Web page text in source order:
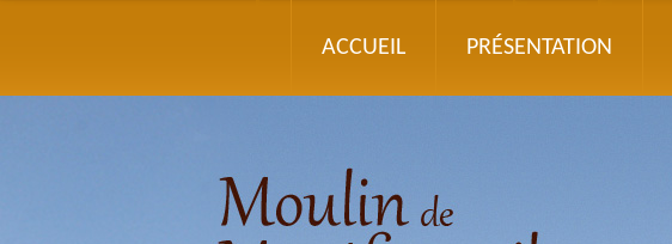
ACCUEIL PRÉSENTATION